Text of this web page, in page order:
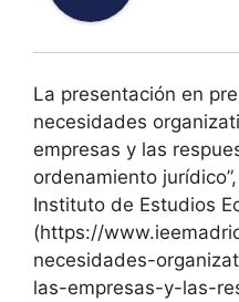
La presentación en
necesidades
empresas y las
ordenamiento
Instituto de Estudios
(https://
necesidades-
las-empresas-y-las-